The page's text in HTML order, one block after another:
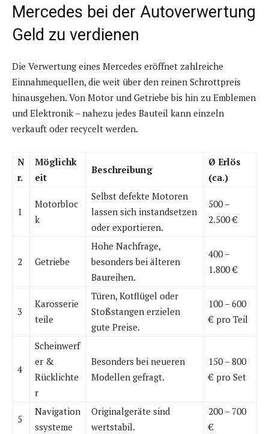
Mercedes bei der Autoverwertung
Geld zu verdienen
Die Verwertung eines Mercedes eröffnet zahlreiche
Einnahmequellen, die weit über den reinen Schrottpreis
hinausgehen. Von Motor und Getriebe bis hin zu Emblemen
und Elektronik – nahezu jedes Bauteil kann einzeln
verkauft oder recycelt werden.
N
r.
Möglichk
eit
Beschreibung
Ø Erlös
(ca.)
1
Motorbloc
k
Selbst defekte Motoren
lassen sich instandsetzen
oder exportieren.
500 –
2.500 €
2 Getriebe
Hohe Nachfrage,
besonders bei älteren
Baureihen.
400 –
1.800 €
3
Karosserie
teile
Türen, Kotflügel oder
Stoßstangen erzielen
gute Preise.
100 – 600
€ pro Teil
4
Scheinwerf
er &
Rücklichte
r
Besonders bei neueren
Modellen gefragt.
150 – 800
€ pro Set
5
Navigation
ssysteme
Originalgeräte sind
wertstabil.
200 – 700
€